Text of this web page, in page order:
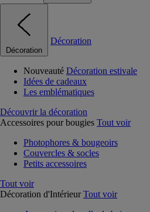
Décoration
Décoration
Nouveauté Décoration estivale
Idées de cadeaux
Les emblématiques
Découvrir la décoration
Accessoires pour bougies Tout voir
Photophores & bougeoirs
Couvercles & socles
Petits accessoires
Tout voir
Décoration d'Intérieur Tout voir